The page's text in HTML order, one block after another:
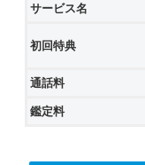
サービス名
初回特典
通話料
鑑定料